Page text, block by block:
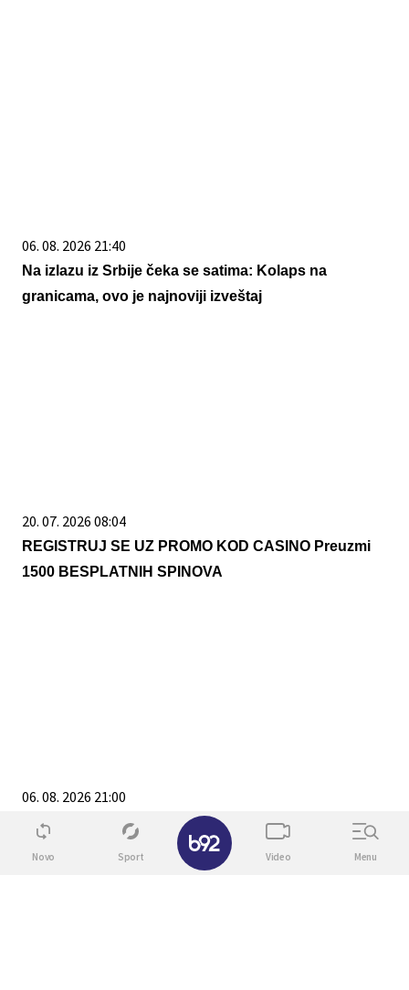
06. 08. 2026 21:40
Na izlazu iz Srbije čeka se satima: Kolaps na
granicama, ovo je najnoviji izveštaj
20. 07. 2026 08:04
REGISTRUJ SE UZ PROMO KOD CASINO Preuzmi
1500 BESPLATNIH SPINOVA
06. 08. 2026 21:00
Ne može im niko ništa: Ova 2 znaka horoskopa
Novo Sport Video Menu
✕